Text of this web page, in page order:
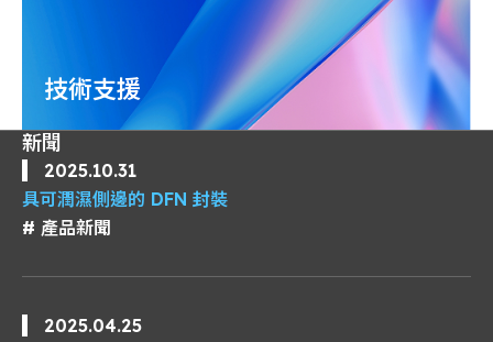
技術支援
新聞
2025.10.31
具可潤濕側邊的 DFN 封裝
產品新聞
2025.04.25